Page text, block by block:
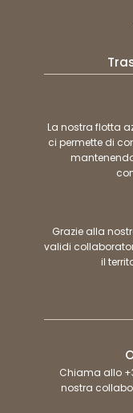
La nostra flotta
ci permette di
Grazie alla
validi
il
Chiama allo
nostra